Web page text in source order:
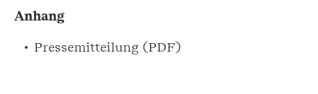
Anhang
Pressemitteilung (PDF)